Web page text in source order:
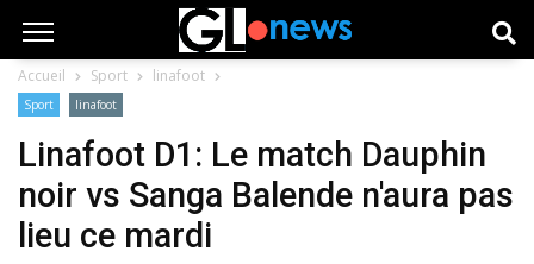
Accueil Sport linafoot
Sport linafoot
Linafoot D1: Le match Dauphin
noir vs Sanga Balende n'aura pas
lieu ce mardi